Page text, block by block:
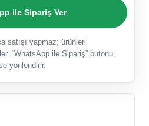
ile Sipariş Ver
satışı yapmaz; ürünleri
“WhatsApp ile Sipariş” butonu,
yönlendirir.